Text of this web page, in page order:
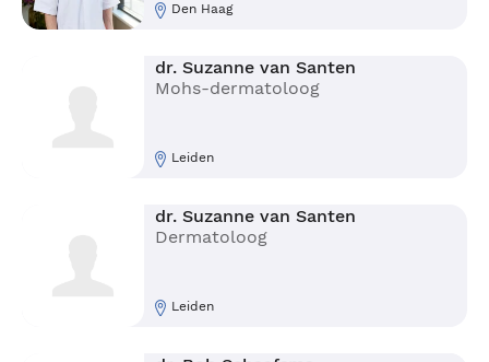
Den Haag
dr. Suzanne van Santen
Mohs-dermatoloog
Leiden
dr. Suzanne van Santen
Dermatoloog
Leiden